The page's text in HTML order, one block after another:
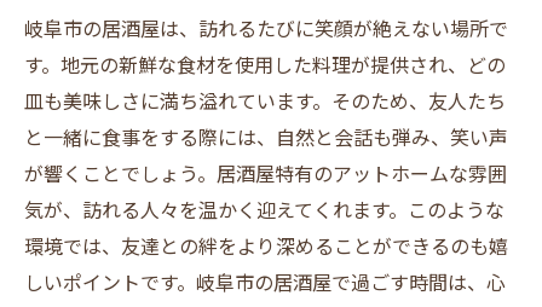
岐阜市の居酒屋は、訪れるたびに笑顔が絶えない場所で
す。地元の新鮮な食材を使用した料理が提供され、どの
皿も美味しさに満ち溢れています。そのため、友人たち
と一緒に食事をする際には、自然と会話も弾み、笑い声
が響くことでしょう。居酒屋特有のアットホームな雰囲
気が、訪れる人々を温かく迎えてくれます。このような
環境では、友達との絆をより深めることができるのも嬉
しいポイントです。岐阜市の居酒屋で過ごす時間は、心